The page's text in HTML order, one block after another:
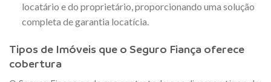
locatário e do proprietário, proporcionando uma solução
completa de garantia locatícia.
Tipos de Imóveis que o Seguro Fiança oferece
cobertura